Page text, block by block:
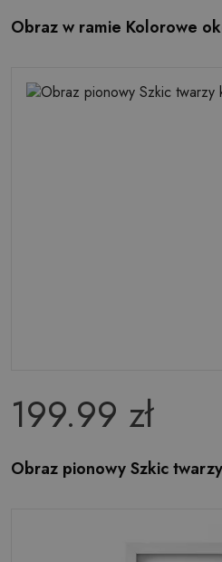
Obraz w ramie Kolorowe
199.99 zł
Obraz pionowy Szkic